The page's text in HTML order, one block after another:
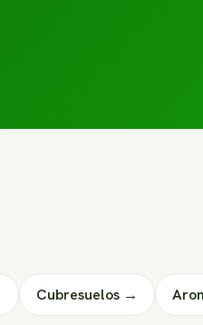
Cubresuelos →